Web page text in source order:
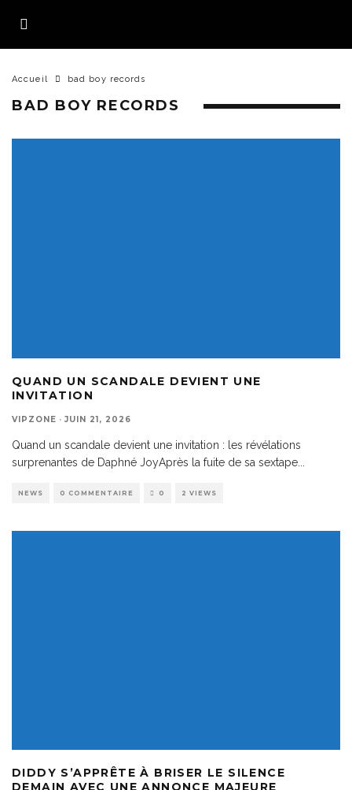
Accueil bad boy records
BAD BOY RECORDS
QUAND UN SCANDALE DEVIENT UNE
INVITATION
VIPZONE · JUIN 21, 2026
Quand un scandale devient une invitation : les révélations
surprenantes de Daphné JoyAprès la fuite de sa sextape
NEWS 0 COMMENTAIRE 0 2 VIEWS
DIDDY S’APPRÊTE À BRISER LE SILENCE
DEMAIN AVEC UNE ANNONCE MAJEURE